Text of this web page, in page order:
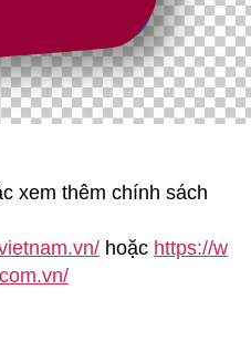
xem thêm chính sách
hoặc https://w